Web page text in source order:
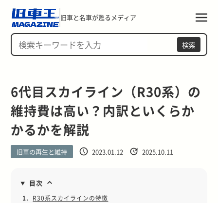
旧車と名車が甦るメディア
検索
6代目スカイライン（R30系）の
維持費は高い？内訳といくらか
かるかを解説
旧車の再生と維持 2023.01.12 2025.10.11
目次
1.
R30系スカイラインの特徴